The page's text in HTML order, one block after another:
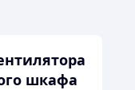
шкафа